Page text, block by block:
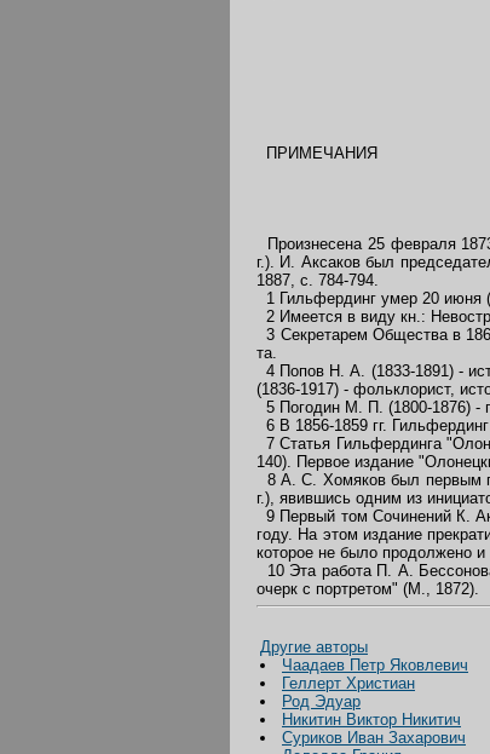
ПРИМЕЧАНИЯ
Произнесена 25 февраля
г.). И. Аксаков был
1887, с. 784-794.
1 Гильфердинг умер 20 июня
2 Имеется в виду кн.:
3 Секретарем Общества в
та.
4 Попов Н. А. (1833-1891) -
(1836-1917) - фольклорист,
5 Погодин М. П. (1800-1876) -
6 В 1856-1859 гг.
7 Статья Гильфердинга
140). Первое издание
8 А. С. Хомяков был первым
г.), явившись одним из
9 Первый том Сочинений К.
году. На этом издание
которое не было продолжено и
10 Эта работа П. А.
очерк с портретом" (М., 1872).
Другие авторы
Чаадаев Петр Яковлевич
Геллерт Христиан
Род Эдуар
Никитин Виктор Никитич
Суриков Иван Захарович